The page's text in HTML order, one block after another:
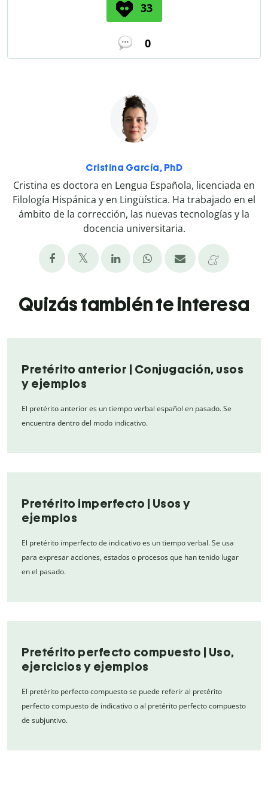
33
0
Cristina García, PhD
Cristina es doctora en Lengua Española, licenciada en
Filología Hispánica y en Lingüística. Ha trabajado en el
ámbito de la corrección, las nuevas tecnologías y la
docencia universitaria.
Quizás también te interesa
Pretérito anterior | Conjugación, usos
y ejemplos
El pretérito anterior es un tiempo verbal español en pasado. Se
encuentra dentro del modo indicativo.
Pretérito imperfecto | Usos y
ejemplos
El pretérito imperfecto de indicativo es un tiempo verbal. Se usa
para expresar acciones, estados o procesos que han tenido lugar
en el pasado.
Pretérito perfecto compuesto | Uso,
ejercicios y ejemplos
El pretérito perfecto compuesto se puede referir al pretérito
perfecto compuesto de indicativo o al pretérito perfecto compuesto
de subjuntivo.